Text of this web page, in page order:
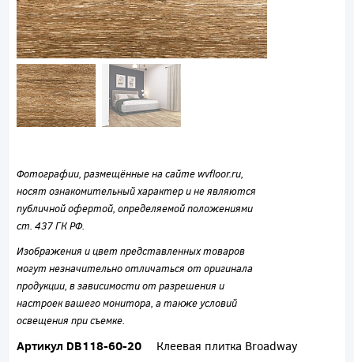
Фотографии, размещённые на сайте wvfloor.ru,
носят ознакомительный характер и не являются
публичной офертой, определяемой положениями
ст. 437 ГК РФ.
Изображения и цвет представленных товаров
могут незначительно отличаться от оригинала
продукции, в зависимости от разрешения и
настроек вашего монитора, а также условий
освещения при съемке.
Артикул DB118-60-20 Клеевая плитка Broadway